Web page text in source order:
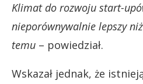
Klimat do rozwoju start-
nieporównywalnie lepszy
temu – powiedział.
Wskazał jednak, że